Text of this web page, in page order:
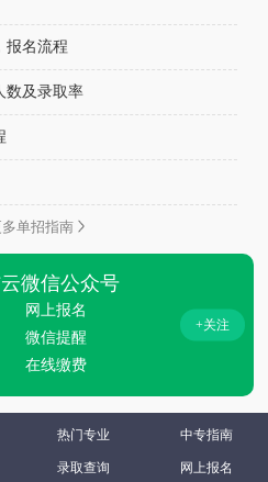
报名流程
数及录取率
单招指南
微信公众号
网上报名
微信提醒
在线缴费
+关注
热门专业 中专指南
录取查询 网上报名